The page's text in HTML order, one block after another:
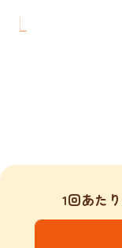
1回あた